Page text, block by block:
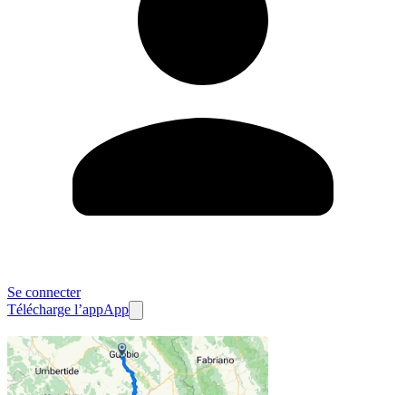
Se connecter
Télécharge l’appApp